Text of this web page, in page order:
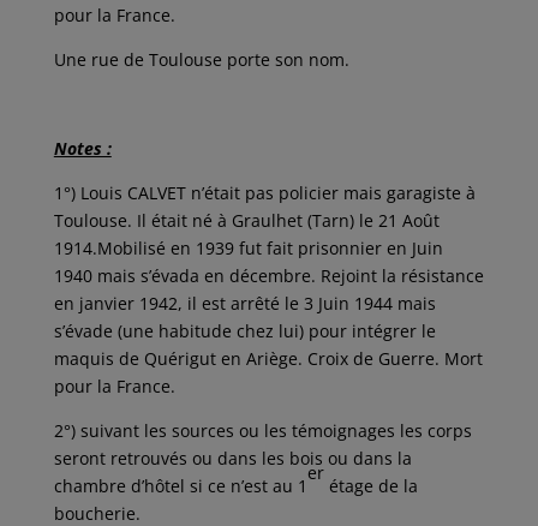
pour la France.
Une rue de Toulouse porte son nom.
Notes :
1°) Louis CALVET n’était pas policier mais garagiste à
Toulouse. Il était né à Graulhet (Tarn) le 21 Août
1914.Mobilisé en 1939 fut fait prisonnier en Juin
1940 mais s’évada en décembre. Rejoint la résistance
en janvier 1942, il est arrêté le 3 Juin 1944 mais
s’évade (une habitude chez lui) pour intégrer le
maquis de Quérigut en Ariège. Croix de Guerre. Mort
pour la France.
2°) suivant les sources ou les témoignages les corps
seront retrouvés ou dans les bois ou dans la
chambre d’hôtel si ce n’est au 1
er
étage de la
boucherie.